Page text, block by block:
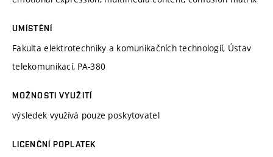
UMÍSTĚNÍ
Fakulta elektrotechniky a komunikačních technologií, Ústav
telekomunikací, PA-380
MOŽNOSTI VYUŽITÍ
výsledek využívá pouze poskytovatel
LICENČNÍ POPLATEK